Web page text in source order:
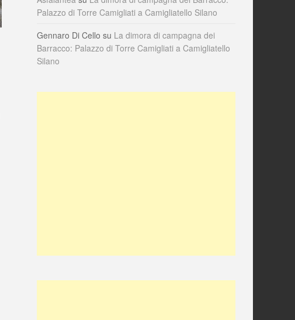
Palazzo di Torre Camigliati a Camigliatello Silano
Gennaro Di Cello su La dimora di campagna dei
Barracco: Palazzo di Torre Camigliati a Camigliatello
Silano